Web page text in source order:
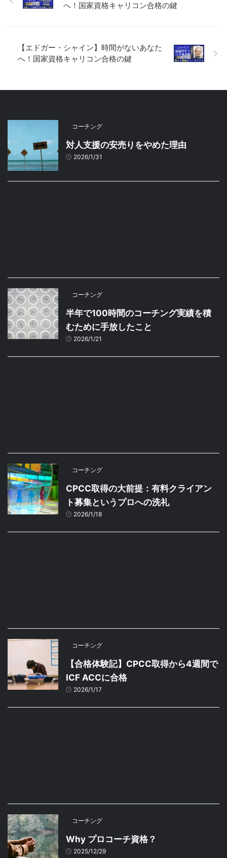
へ！国家資格キャリコン合格の鍵
【エドガー・シャイン】時間がないあなた
へ！国家資格キャリコン合格の鍵
コーチング
対人支援の安売りをやめた理由
2026/1/31
コーチング
半年で100時間のコーチング実績を積
むために手放したこと
2026/1/21
コーチング
CPCC取得の大前提：有料クライアン
ト募集というプロへの洗礼
2026/1/18
コーチング
【合格体験記】CPCC取得から4週間で
ICF ACCに合格
2026/1/17
コーチング
Why プロコーチ資格？
2025/12/29